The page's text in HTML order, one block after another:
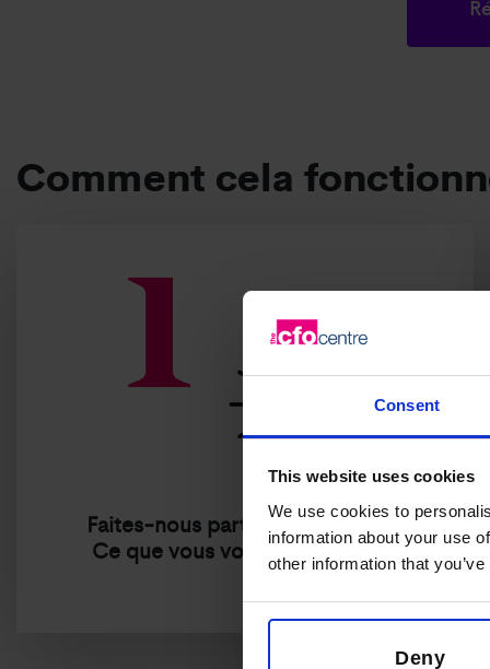
Consent
This website uses cookies
We use cookies to
information about your use
other information that
Deny
Comment cela
Faites-nous part de votre vision.
Ce que vous voulez vraiment ...